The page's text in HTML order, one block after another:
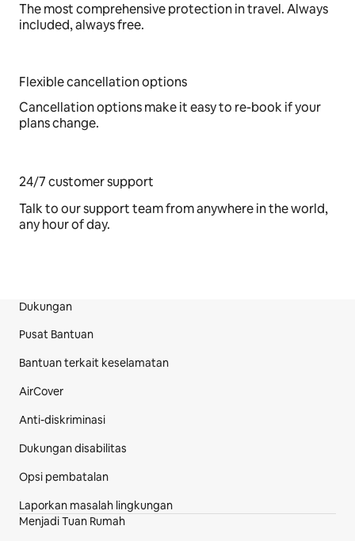
The most comprehensive protection in travel. Always
included, always free.
Flexible cancellation options
Cancellation options make it easy to re-book if your
plans change.
24/7 customer support
Talk to our support team from anywhere in the world,
any hour of day.
Bagian Footer Situs
Dukungan
Pusat Bantuan
Bantuan terkait keselamatan
AirCover
Anti-diskriminasi
Dukungan disabilitas
Opsi pembatalan
Laporkan masalah lingkungan
Menjadi Tuan Rumah